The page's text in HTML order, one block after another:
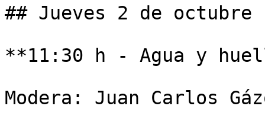
## Jueves 2 de octubre
**11:30 h - Agua y
Modera: Juan Carlos